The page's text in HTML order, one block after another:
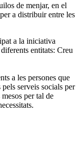
de menjar, en el
a distribuir entre les
a la iniciativa
entitats: Creu
a les persones que
serveis socials per
per tal de